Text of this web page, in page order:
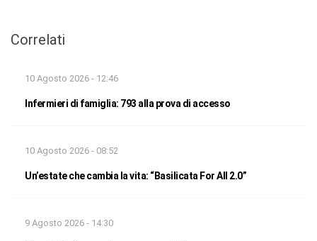
Correlati
10 Agosto 2026 - 12:46
Infermieri di famiglia: 793 alla prova di accesso
10 Agosto 2026 - 08:52
Un’estate che cambia la vita: “Basilicata For All 2.0”
9 Agosto 2026 - 14:30